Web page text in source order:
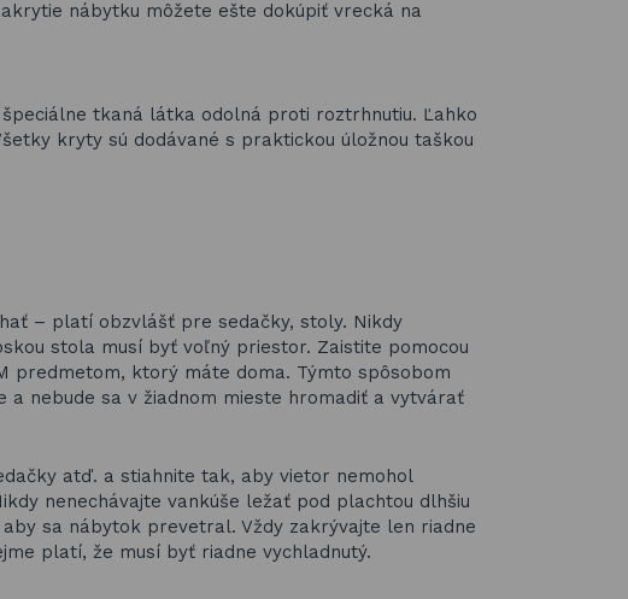
nábytku môžete ešte dokúpiť vrecká na
tkaná látka odolná proti roztrhnutiu. Ľahko
kryty sú dodávané s praktickou úložnou taškou
– platí obzvlášť pre sedačky, stoly. Nikdy
stola musí byť voľný priestor. Zaistite pomocou
predmetom, ktorý máte doma. Týmto spôsobom
nebude sa v žiadnom mieste hromadiť a vytvárať
atď. a stiahnite tak, aby vietor nemohol
nenechávajte vankúše ležať pod plachtou dlhšiu
sa nábytok prevetral. Vždy zakrývajte len riadne
platí, že musí byť riadne vychladnutý.